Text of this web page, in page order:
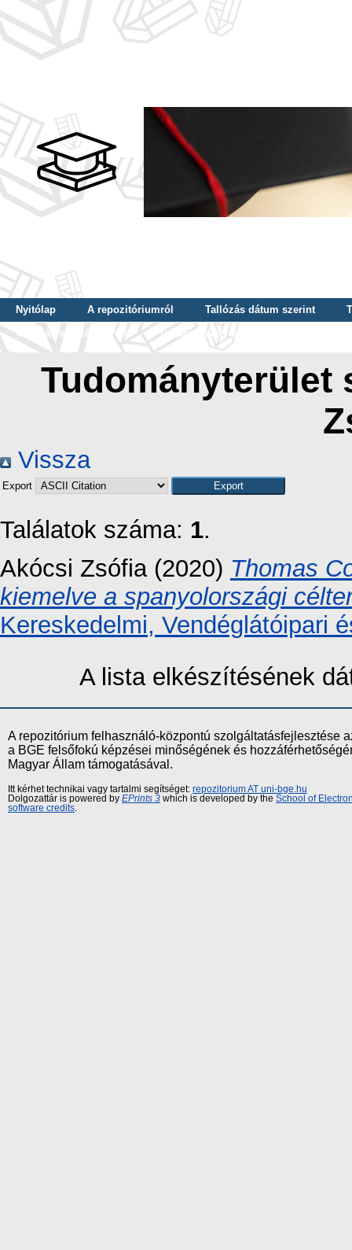
Nyitólap A repozitóriumról Tallózás dátum szerint
Tallózás szerző szerint
Tallózás nyelv szerint
Tudományterület
Vissza
Export
Találatok száma: 1.
Akócsi Zsófia (2020) Thomas
kiemelve a spanyolországi
Kereskedelmi, Vendéglátóipari
A lista elkészítésének
A repozitórium felhasználó-központú szolgáltatásfejlesztése
a BGE felsőfokú képzései minőségének és
Magyar Állam támogatásával.
Itt kérhet technikai vagy tartalmi segítséget: repozitorium AT uni-bge.hu
Dolgozattár is powered by EPrints 3 which is developed by the School of
software credits